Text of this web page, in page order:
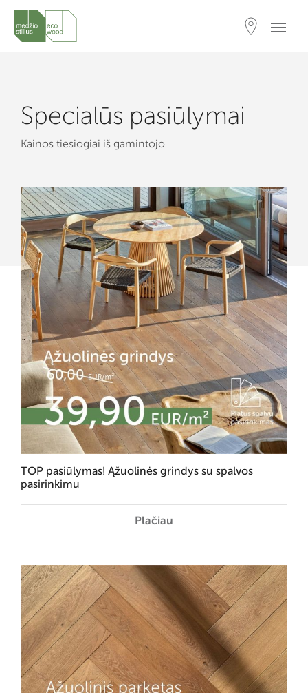
Specialūs pasiūlymai
Kainos tiesiogiai iš gamintojo
TOP pasiūlymas! Ąžuolinės grindys su spalvos
pasirinkimu
Plačiau